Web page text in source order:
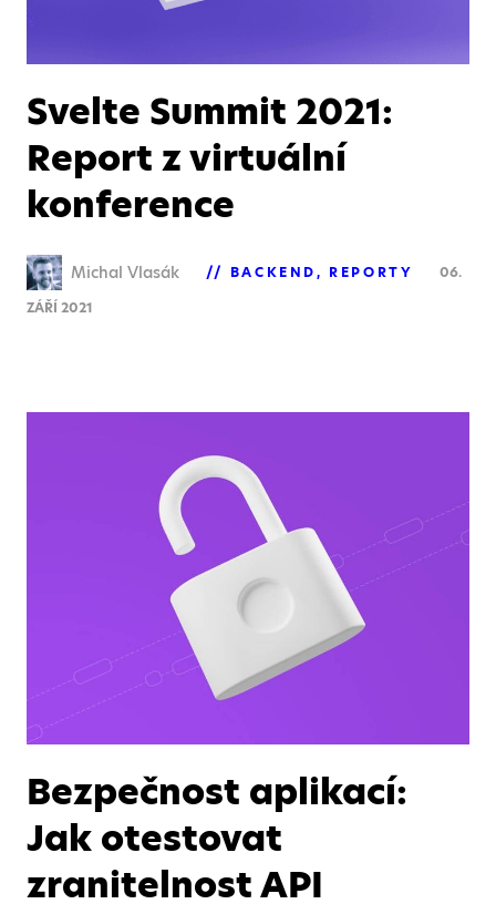
Svelte Summit 2021:
Report z virtuální
konference
Michal Vlasák BACKEND REPORTY
06.
ZÁŘÍ 2021
Bezpečnost aplikací:
Jak otestovat
zranitelnost API